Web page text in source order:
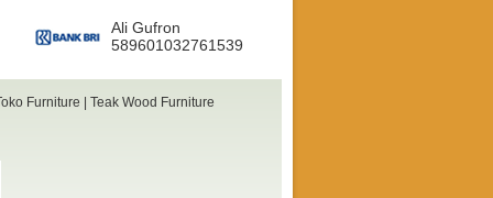
Ali Gufron
589601032761539
Furniture
Teak Wood Furniture